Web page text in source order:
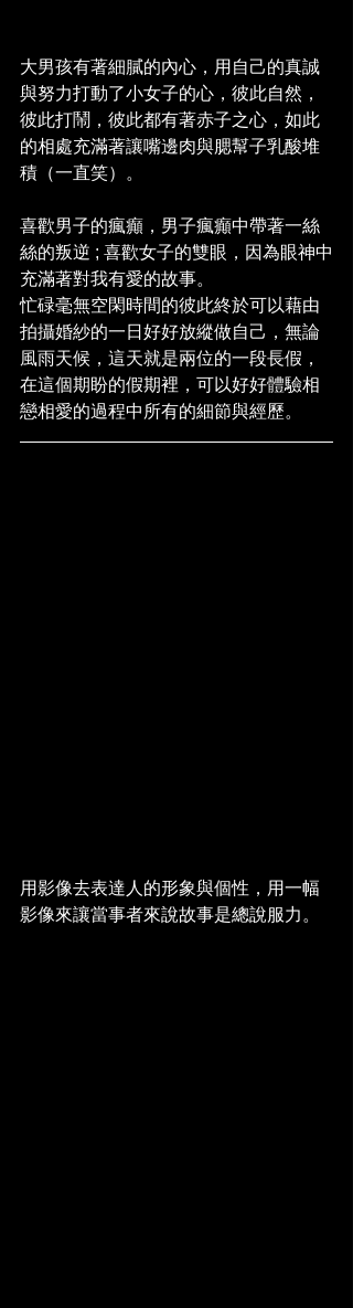
大男孩有著細膩的內心，用自己的真誠
與努力打動了小女子的心，彼此自然，
彼此打鬧，彼此都有著赤子之心，如此
的相處充滿著讓嘴邊肉與腮幫子乳酸堆
積（一直笑）。
喜歡男子的瘋癲，男子瘋癲中帶著一絲
絲的叛逆 ; 喜歡女子的雙眼，因為眼神中
充滿著對我有愛的故事。
忙碌毫無空閑時間的彼此終於可以藉由
拍攝婚紗的一日好好放縱做自己，無論
風雨天候，這天就是兩位的一段長假，
在這個期盼的假期裡，可以好好體驗相
戀相愛的過程中所有的細節與經歷。
用影像去表達人的形象與個性，用一幅
影像來讓當事者來說故事是總說服力。